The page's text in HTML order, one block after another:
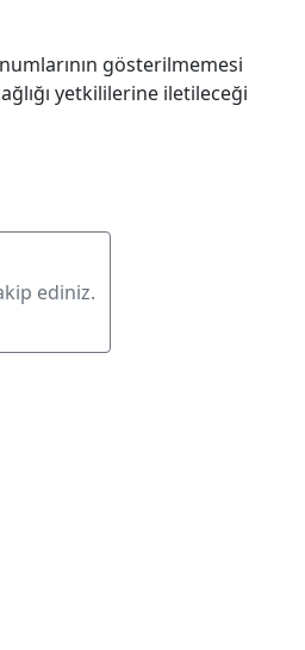
gösterilmemesi
yetkililerine iletileceği
ediniz.